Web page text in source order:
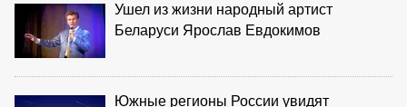
Ушел из жизни народный артист
Беларуси Ярослав Евдокимов
Южные регионы России увидят